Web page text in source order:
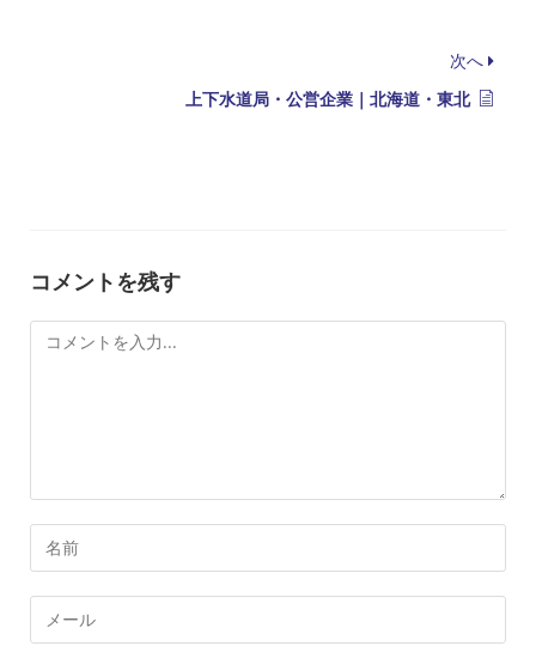
次へ
上下水道局・公営企業｜北海道・東北
コメントを残す
メ
ン
ー